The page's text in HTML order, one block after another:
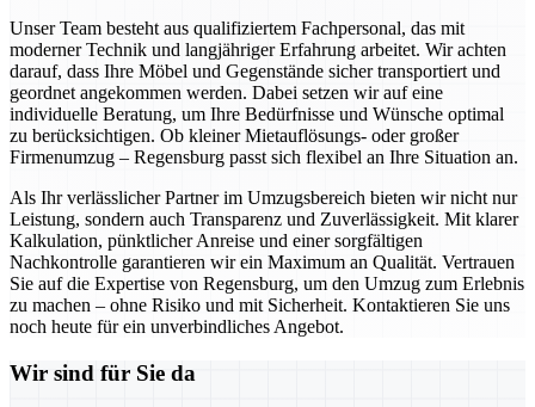
Unser Team besteht aus qualifiziertem Fachpersonal, das mit
moderner Technik und langjähriger Erfahrung arbeitet. Wir achten
darauf, dass Ihre Möbel und Gegenstände sicher transportiert und
geordnet angekommen werden. Dabei setzen wir auf eine
individuelle Beratung, um Ihre Bedürfnisse und Wünsche optimal
zu berücksichtigen. Ob kleiner Mietauflösungs- oder großer
Firmenumzug – Regensburg passt sich flexibel an Ihre Situation an.
Als Ihr verlässlicher Partner im Umzugsbereich bieten wir nicht nur
Leistung, sondern auch Transparenz und Zuverlässigkeit. Mit klarer
Kalkulation, pünktlicher Anreise und einer sorgfältigen
Nachkontrolle garantieren wir ein Maximum an Qualität. Vertrauen
Sie auf die Expertise von Regensburg, um den Umzug zum Erlebnis
zu machen – ohne Risiko und mit Sicherheit. Kontaktieren Sie uns
noch heute für ein unverbindliches Angebot.
Wir sind für Sie da